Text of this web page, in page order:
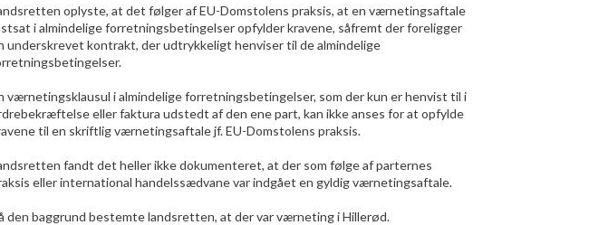
oplyste, at det følger af EU-Domstolens praksis, at en værnetingsaftale
i almindelige forretningsbetingelser opfylder kravene, såfremt der foreligger
underskrevet kontrakt, der udtrykkeligt henviser til de almindelige
værnetingsklausul i almindelige forretningsbetingelser, som der kun er henvist til i
eller faktura udstedt af den ene part, kan ikke anses for at opfylde
til en skriftlig værnetingsaftale jf. EU-Domstolens praksis.
fandt det heller ikke dokumenteret, at der som følge af parternes
eller international handelssædvane var indgået en gyldig værnetingsaftale.
den baggrund bestemte landsretten, at der var værneting i Hillerød.